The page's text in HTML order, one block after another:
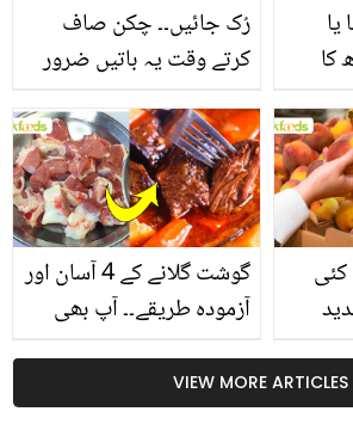
رُک جائیں۔۔ چکن صاف
کرتے وقت یہ باتیں ضرور
یا
کا
کی
گوشت گلانے کے 4 آسان اور
آزمودہ طریقے۔۔ آپ بھی
بتائے راز
VIEW MORE ARTICLES